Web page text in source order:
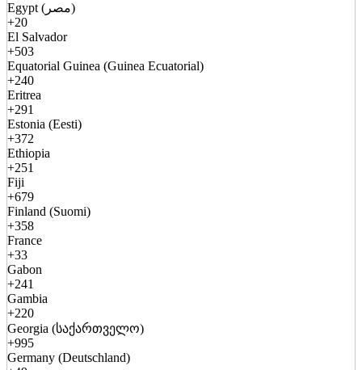
Egypt (مصر)
+20
El Salvador
+503
Equatorial Guinea (Guinea Ecuatorial)
+240
Eritrea
+291
Estonia (Eesti)
+372
Ethiopia
+251
Fiji
+679
Finland (Suomi)
+358
France
+33
Gabon
+241
Gambia
+220
Georgia (საქართველო)
+995
Germany (Deutschland)